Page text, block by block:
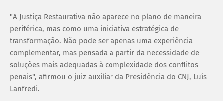
"A Justiça Restaurativa não aparece no plano de maneira
periférica, mas como uma iniciativa estratégica de
transformação. Não pode ser apenas uma experiência
complementar, mas pensada a partir da necessidade de
soluções mais adequadas à complexidade dos conflitos
penais", afirmou o juiz auxiliar da Presidência do CNJ, Luís
Lanfredi.